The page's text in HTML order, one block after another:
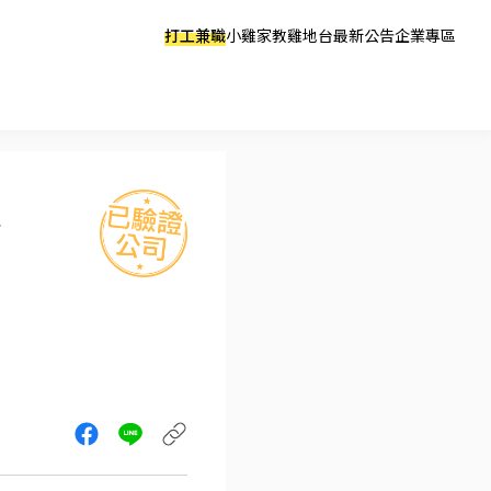
打工兼職小雞家教雞地台最新公告企業專區